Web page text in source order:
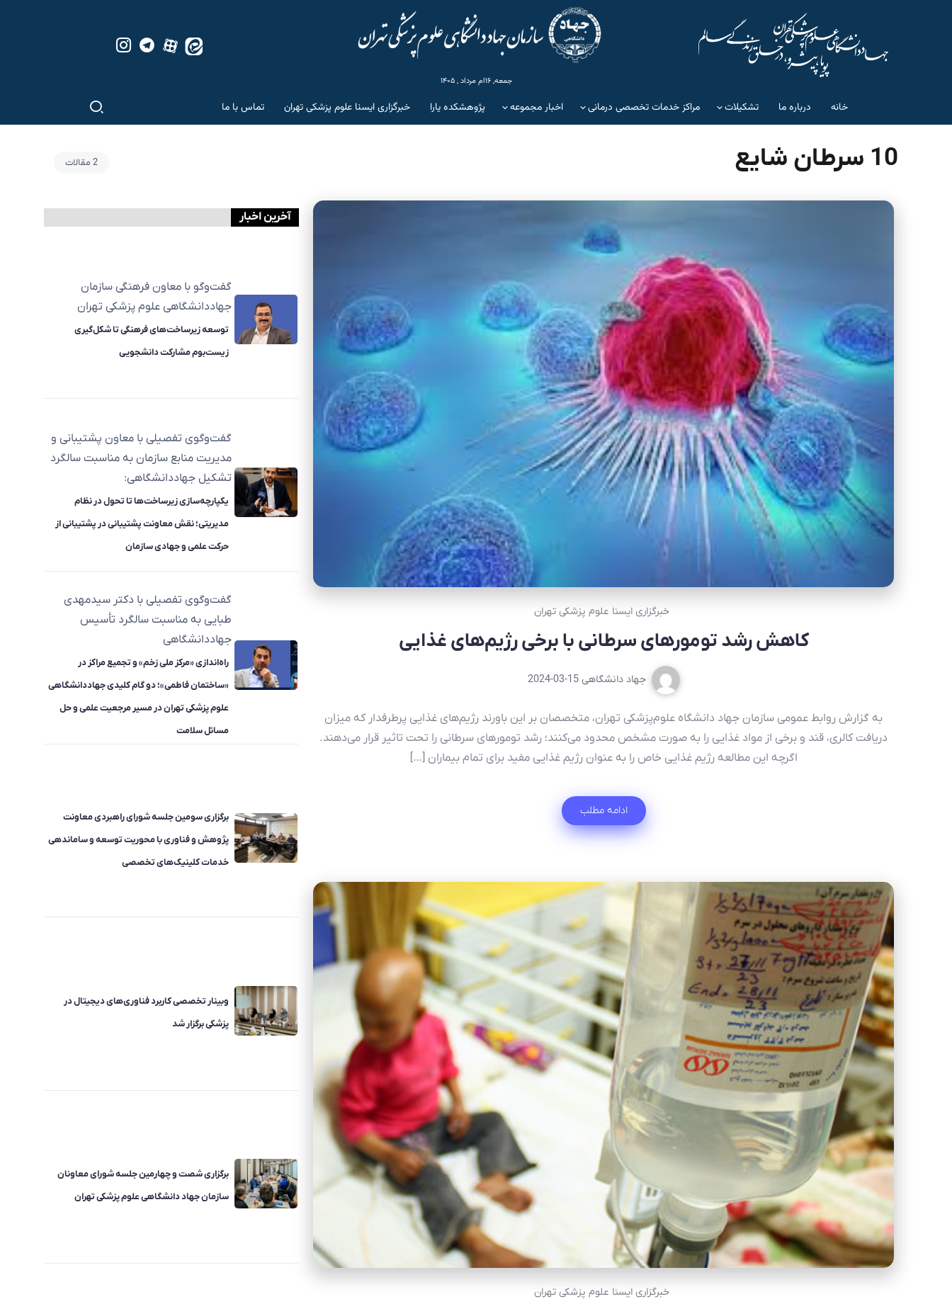
جمعه, ۱۶ام مرداد , ۱۴۰۵
خانه درباره ما تشکیلات مراکز خدمات تخصصی درمانی اخبار مجموعه پژوهشکده یارا خبرگزاری ایسنا علوم پزشکی تهران تماس با ما
10 سرطان شایع 2 مقالات
خبرگزاری ایسنا علوم پزشکی تهران
کاهش رشد تومورهای سرطانی با برخی رژیم‌های غذایی
جهاد دانشگاهی 2024-03-15
به گزارش روابط عمومی سازمان جهاد دانشگاه علوم‌پزشکی تهران، متخصصان بر این باورند رژیم‌های غذایی پرطرفدار که میزان
دریافت کالری، قند و برخی از مواد غذایی را به صورت مشخص محدود می‌کنند؛ رشد تومورهای سرطانی را تحت تاثیر قرار می‌دهند.
اگرچه این مطالعه رژیم غذایی خاص را به عنوان رژیم غذایی مفید برای تمام بیماران […]
ادامه مطلب
خبرگزاری ایسنا علوم پزشکی تهران
آخرین اخبار
گفت‌وگو با معاون فرهنگی سازمان
جهاددانشگاهی علوم پزشکی تهران
توسعه زیرساخت‌های فرهنگی تا شکل‌گیری
زیست‌بوم مشارکت دانشجویی
گفت‌وگوی تفصیلی با معاون پشتیبانی و
مدیریت منابع سازمان به مناسبت سالگرد
تشکیل جهاددانشگاهی:
یکپارچه‌سازی زیرساخت‌ها تا تحول در نظام
مدیریتی؛ نقش معاونت پشتیبانی در پشتیبانی از
حرکت علمی و جهادی سازمان
گفت‌وگوی تفصیلی با دکتر سیدمهدی
طبایی به مناسبت سالگرد تأسیس
جهاددانشگاهی
راه‌اندازی «مرکز ملی زخم» و تجمیع مراکز در
«ساختمان فاطمی»؛ دو گام کلیدی جهاددانشگاهی
علوم پزشکی تهران در مسیر مرجعیت علمی و حل
مسائل سلامت
برگزاری سومین جلسه شورای راهبردی معاونت
پژوهش و فناوری با محوریت توسعه و ساماندهی
خدمات کلینیک‌های تخصصی
وبینار تخصصی کاربرد فناوری‌های دیجیتال در
پزشکی برگزار شد
برگزاری شصت و چهارمین جلسه شورای معاونان
سازمان جهاد دانشگاهی علوم پزشکی تهران